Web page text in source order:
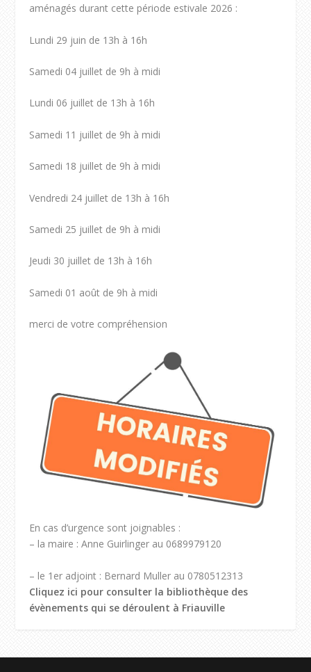
aménagés durant cette période estivale 2026 :
Lundi 29 juin de 13h à 16h
Samedi 04 juillet de 9h à midi
Lundi 06 juillet de 13h à 16h
Samedi 11 juillet de 9h à midi
Samedi 18 juillet de 9h à midi
Vendredi 24 juillet de 13h à 16h
Samedi 25 juillet de 9h à midi
Jeudi 30 juillet de 13h à 16h
Samedi 01 août de 9h à midi
merci de votre compréhension
En cas d’urgence sont joignables :
– la maire : Anne Guirlinger au 0689979120
– le 1er adjoint : Bernard Muller au 0780512313
Cliquez ici pour consulter la bibliothèque des
évènements qui se déroulent à Friauville